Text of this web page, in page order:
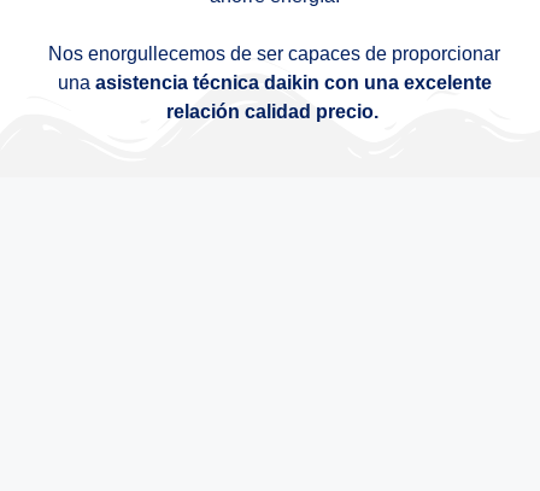
Nos enorgullecemos de ser capaces de proporcionar
una asistencia técnica daikin con una excelente
relación calidad precio.